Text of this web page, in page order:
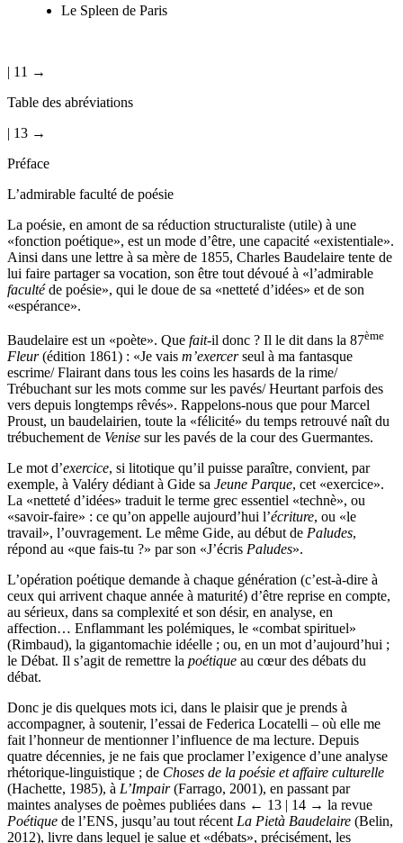
Le Spleen de Paris
| 11 →
Table des abréviations
| 13 →
Préface
L’admirable faculté de poésie
La poésie, en amont de sa réduction structuraliste (utile) à une
«fonction poétique», est un mode d’être, une capacité «existentiale».
Ainsi dans une lettre à sa mère de 1855, Charles Baudelaire tente de
lui faire partager sa vocation, son être tout dévoué à «l’admirable
facultéde poésie», qui le doue de sa «netteté d’idées» et de son
«espérance».
Baudelaire est un «poète». Que fait-il donc ? Il le dit dans la 87ème
Fleur(édition 1861) : «Je vais m’exercerseul à ma fantasque
escrime/ Flairant dans tous les coins les hasards de la rime/
Trébuchant sur les mots comme sur les pavés/ Heurtant parfois des
vers depuis longtemps rêvés». Rappelons-nous que pour Marcel
Proust, un baudelairien, toute la «félicité» du temps retrouvé naît du
trébuchement de Venise sur les pavés de la cour des Guermantes.
Le mot d’exercice, si litotique qu’il puisse paraître, convient, par
exemple, à Valéry dédiant à Gide sa Jeune Parque, cet «exercice».
La «netteté d’idées» traduit le terme grec essentiel «technè», ou
«savoir-faire» : ce qu’on appelle aujourd’hui l’écriture, ou «le
travail», l’ouvragement. Le même Gide, au début de Paludes,
répond au «que fais-tu ?» par son «J’écris Paludes».
L’opération poétique demande à chaque génération (c’est-à-dire à
ceux qui arrivent chaque année à maturité) d’être reprise en compte,
au sérieux, dans sa complexité et son désir, en analyse, en
affection… Enflammant les polémiques, le «combat spirituel»
(Rimbaud), la gigantomachie idéelle ; ou, en un mot d’aujourd’hui ;
le Débat. Il s’agit de remettre la poétique au cœur des débats du
débat.
Donc je dis quelques mots ici, dans le plaisir que je prends à
accompagner, à soutenir, l’essai de Federica Locatelli – où elle me
fait l’honneur de mentionner l’influence de ma lecture. Depuis
quatre décennies, je ne fais que proclamer l’exigence d’une analyse
rhétorique-linguistique ; de Choses de la poésie et affaire culturelle
(Hachette, 1985), à L’Impair(Farrago, 2001), en passant par
maintes analyses de poèmes publiées dans ← 13 | 14 → la revue
Poétique de l’ENS, jusqu’au tout récent La Pietà Baudelaire (Belin,
2012), livre dans lequel je salue et «débats», précisément, les